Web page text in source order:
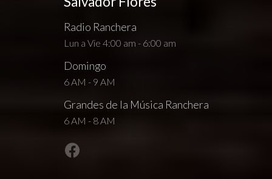
Radio Ranchera
Lun a Vie 4:00 am - 6:00 am
Domingo
6 AM - 9 AM
Grandes de la Música Ranchera
6 AM - 8 AM